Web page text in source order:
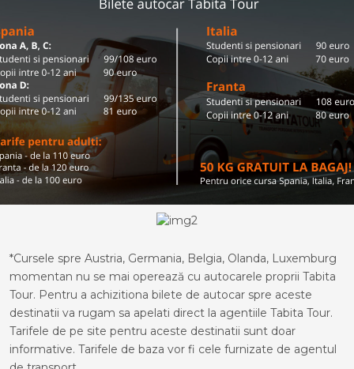
*Cursele spre Austria, Germania, Belgia, Olanda, Luxemburg
momentan nu se mai operează cu autocarele proprii Tabita
Tour. Pentru a achizitiona bilete de autocar spre aceste
destinatii va rugam sa apelati direct la agentiile Tabita Tour.
Tarifele de pe site pentru aceste destinatii sunt doar
informative. Tarifele de baza vor fi cele furnizate de agentul